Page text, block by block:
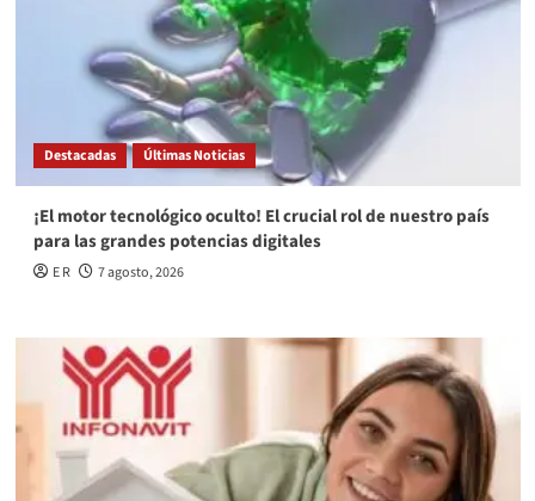
Destacadas Últimas Noticias
¡El motor tecnológico oculto! El crucial rol de nuestro país
para las grandes potencias digitales
E R 7 agosto, 2026